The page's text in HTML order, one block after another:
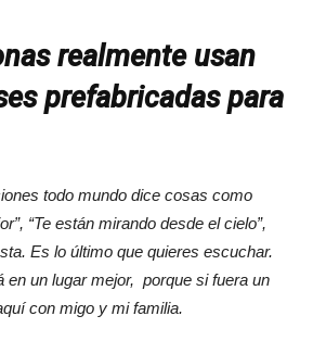
realmente usan
prefabricadas para
todo mundo dice cosas como
“Te están mirando desde el cielo”,
Es lo último que quieres escuchar.
en un lugar mejor, porque si fuera un
con migo y mi familia.